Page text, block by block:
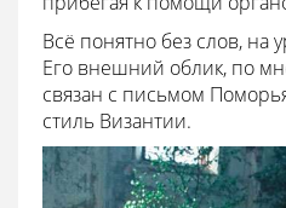
Всё понятно без слов, на
Его внешний облик, по
связан с письмом
стиль Византии.